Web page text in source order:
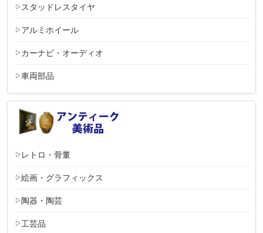
スタッドレスタイヤ
アルミホイール
カーナビ・オーディオ
車両部品
レトロ・骨董
絵画・グラフィックス
陶器・陶芸
工芸品